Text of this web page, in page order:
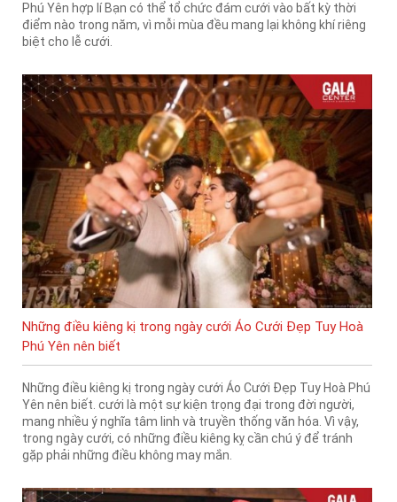
Phú Yên hợp lí Bạn có thể tổ chức đám cưới vào bất kỳ thời
điểm nào trong năm, vì mỗi mùa đều mang lại không khí riêng
biệt cho lễ cưới.
Những điều kiêng kị trong ngày cưới Áo Cưới Đẹp Tuy Hoà
Phú Yên nên biết
Những điều kiêng kị trong ngày cưới Áo Cưới Đẹp Tuy Hoà Phú
Yên nên biết. cưới là một sự kiện trọng đại trong đời người,
mang nhiều ý nghĩa tâm linh và truyền thống văn hóa. Vì vậy,
trong ngày cưới, có những điều kiêng kỵ cần chú ý để tránh
gặp phải những điều không may mắn.